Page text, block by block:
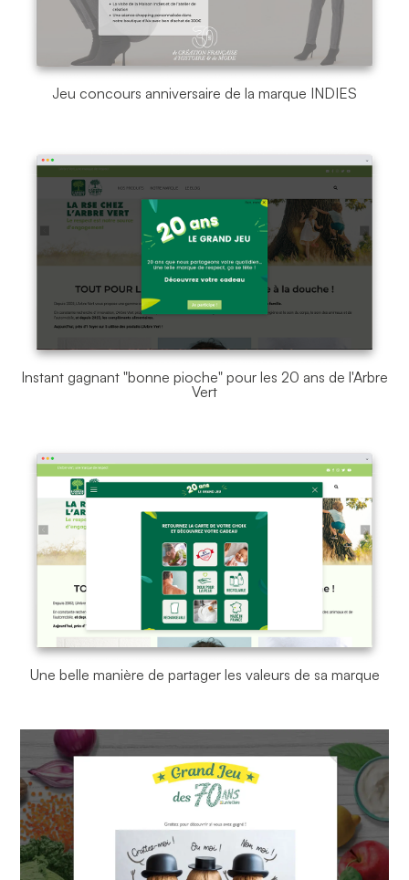
Jeu concours anniversaire de la marque INDIES
Instant gagnant "bonne pioche" pour les 20 ans de l'Arbre
Vert
Une belle manière de partager les valeurs de sa marque